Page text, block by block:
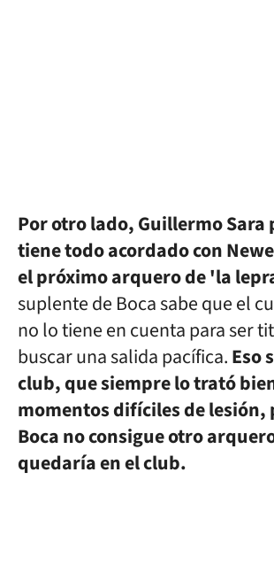
Por otro lado, Guillermo Sara
tiene todo acordado con
el próximo arquero de 'la
suplente de Boca sabe que el
no lo tiene en cuenta para ser
buscar una salida pacífica.Eso
club, que siempre lo trató
momentos difíciles de lesión,
Boca no consigue otro
quedaría en el club.